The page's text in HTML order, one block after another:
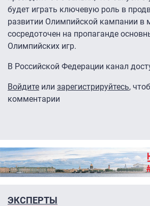
будет играть ключевую роль в
развитии Олимпийской кампании в
сосредоточен на пропаганде
Олимпийских игр.
В Российской Федерации канал
Войдите или зарегистрируйтесь,
комментарии
ЭКСПЕРТЫ